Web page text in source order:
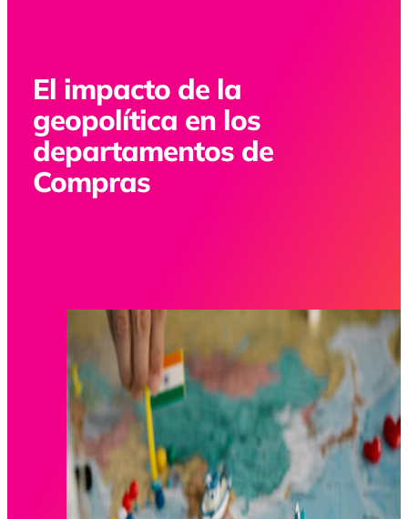
El impacto de la
geopolítica en los
departamentos de
Compras